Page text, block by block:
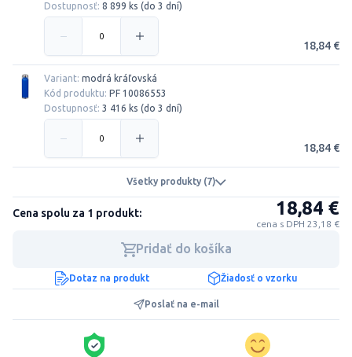
Dostupnosť: 8 899 ks (do 3 dní)
18,84 €
Variant: modrá kráľovská
Kód produktu: PF 10086553
Dostupnosť: 3 416 ks (do 3 dní)
18,84 €
Všetky produkty (7)
Cena spolu za 1 produkt: 18,84 €
cena s DPH 23,18 €
Pridať do košíka
Dotaz na produkt Žiadosť o vzorku
Poslať na e-mail